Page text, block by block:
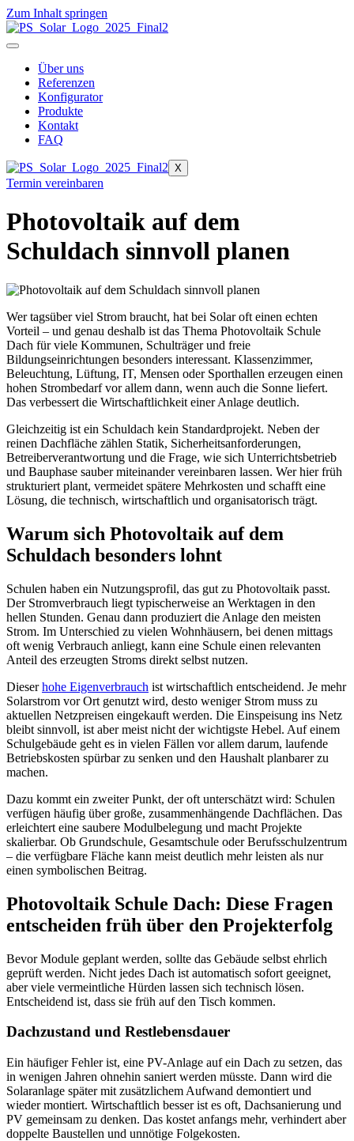
Zum Inhalt springen
Über uns
Referenzen
Konfigurator
Produkte
Kontakt
FAQ
X
Termin vereinbaren
Photovoltaik auf dem
Schuldach sinnvoll planen
Wer tagsüber viel Strom braucht, hat bei Solar oft einen echten
Vorteil – und genau deshalb ist das Thema Photovoltaik Schule
Dach für viele Kommunen, Schulträger und freie
Bildungseinrichtungen besonders interessant. Klassenzimmer,
Beleuchtung, Lüftung, IT, Mensen oder Sporthallen erzeugen einen
hohen Strombedarf vor allem dann, wenn auch die Sonne liefert.
Das verbessert die Wirtschaftlichkeit einer Anlage deutlich.
Gleichzeitig ist ein Schuldach kein Standardprojekt. Neben der
reinen Dachfläche zählen Statik, Sicherheitsanforderungen,
Betreiberverantwortung und die Frage, wie sich Unterrichtsbetrieb
und Bauphase sauber miteinander vereinbaren lassen. Wer hier früh
strukturiert plant, vermeidet spätere Mehrkosten und schafft eine
Lösung, die technisch, wirtschaftlich und organisatorisch trägt.
Warum sich Photovoltaik auf dem
Schuldach besonders lohnt
Schulen haben ein Nutzungsprofil, das gut zu Photovoltaik passt.
Der Stromverbrauch liegt typischerweise an Werktagen in den
hellen Stunden. Genau dann produziert die Anlage den meisten
Strom. Im Unterschied zu vielen Wohnhäusern, bei denen mittags
oft wenig Verbrauch anliegt, kann eine Schule einen relevanten
Anteil des erzeugten Stroms direkt selbst nutzen.
Dieserhohe Eigenverbrauch ist wirtschaftlich entscheidend. Je mehr
Solarstrom vor Ort genutzt wird, desto weniger Strom muss zu
aktuellen Netzpreisen eingekauft werden. Die Einspeisung ins Netz
bleibt sinnvoll, ist aber meist nicht der wichtigste Hebel. Auf einem
Schulgebäude geht es in vielen Fällen vor allem darum, laufende
Betriebskosten spürbar zu senken und den Haushalt planbarer zu
machen.
Dazu kommt ein zweiter Punkt, der oft unterschätzt wird: Schulen
verfügen häufig über große, zusammenhängende Dachflächen. Das
erleichtert eine saubere Modulbelegung und macht Projekte
skalierbar. Ob Grundschule, Gesamtschule oder Berufsschulzentrum
– die verfügbare Fläche kann meist deutlich mehr leisten als nur
einen symbolischen Beitrag.
Photovoltaik Schule Dach: Diese Fragen
entscheiden früh über den Projekterfolg
Bevor Module geplant werden, sollte das Gebäude selbst ehrlich
geprüft werden. Nicht jedes Dach ist automatisch sofort geeignet,
aber viele vermeintliche Hürden lassen sich technisch lösen.
Entscheidend ist, dass sie früh auf den Tisch kommen.
Dachzustand und Restlebensdauer
Ein häufiger Fehler ist, eine PV-Anlage auf ein Dach zu setzen, das
in wenigen Jahren ohnehin saniert werden müsste. Dann wird die
Solaranlage später mit zusätzlichem Aufwand demontiert und
wieder montiert. Wirtschaftlich besser ist es oft, Dachsanierung und
PV gemeinsam zu denken. Das kostet anfangs mehr, verhindert aber
doppelte Baustellen und unnötige Folgekosten.